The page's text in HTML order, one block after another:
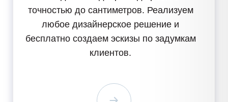
точностью до сантиметров. Реализуем
любое дизайнерское решение и
бесплатно создаем эскизы по задумкам
клиентов.